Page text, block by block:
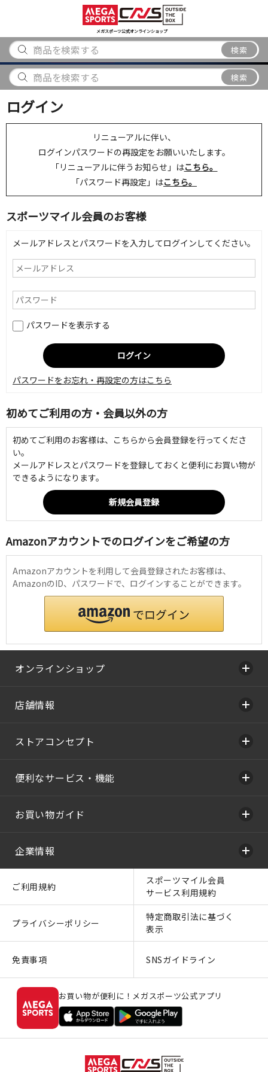
メガスポーツ公式オンラインショップ
検索
アウトドア
から探す
ブランド
から探す
検索
ログイン
リニューアルに伴い、
ログインパスワードの再設定をお願いいたします。
「リニューアルに伴うお知らせ」はこちら。
「パスワード再設定」はこちら。
スポーツマイル会員のお客様
メールアドレスとパスワードを入力してログインしてください。
パスワードを表示する
パスワードをお忘れ・再設定の方はこちら
初めてご利用の方・会員以外の方
初めてご利用のお客様は、こちらから会員登録を行ってくださ
い。
メールアドレスとパスワードを登録しておくと便利にお買い物が
できるようになります。
Amazonアカウントでのログインをご希望の方
Amazonアカウントを利用して会員登録されたお客様は、
AmazonのID、パスワードで、ログインすることができます。
オンラインショップ
店舗情報
ストアコンセプト
便利なサービス・機能
お買い物ガイド
企業情報
ご利用規約
スポーツマイル会員
サービス利用規約
プライバシーポリシー
特定商取引法に基づく
表示
免責事項 SNSガイドライン
お買い物が便利に！メガスポーツ公式アプリ